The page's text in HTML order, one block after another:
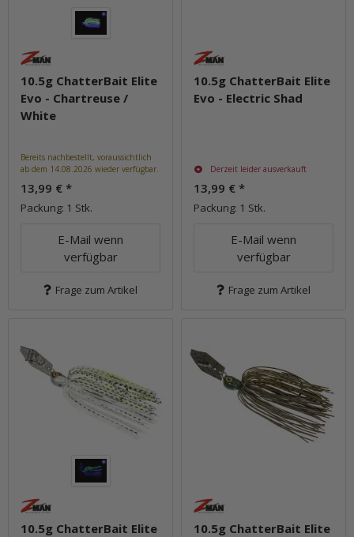
10.5g ChatterBait Elite
Evo - Chartreuse /
White
Bereits nachbestellt, voraussichtlich
ab dem 14.08.2026 wieder verfügbar.
13,99 € *
Packung: 1 Stk.
E-Mail wenn
verfügbar
Frage zum Artikel
10.5g ChatterBait Elite
Evo - Electric Shad
Derzeit leider ausverkauft
13,99 € *
Packung: 1 Stk.
E-Mail wenn
verfügbar
Frage zum Artikel
10.5g ChatterBait Elite
10.5g ChatterBait Elite